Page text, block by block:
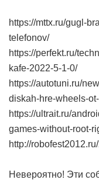
https://mttx.ru/gugl-
telefonov/
https://perfekt.ru/
kafe-2022-5-1-0/
https://autotuni.ru/
diskah-hre-wheels-
https://ultrait.ru/
games-without-root-
http://
Невероятно! Эти